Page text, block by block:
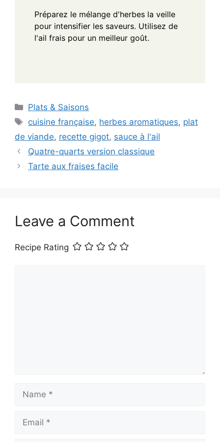
Préparez le mélange d'herbes la veille
pour intensifier les saveurs. Utilisez de
l'ail frais pour un meilleur goût.
Categories
Plats & Saisons
Tags
cuisine française, herbes aromatiques, plat
de viande, recette gigot, sauce à l'ail
Quatre-quarts version classique
Tarte aux fraises facile
Leave a Comment
Recipe Rating